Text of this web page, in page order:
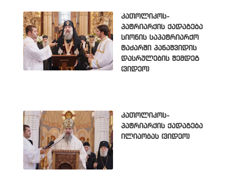
კათოლიკოს-
პატრიარქის ქადაგება
სიონის საპატრიარქო
ტაძარში პანაშვიდის
დასრულების შემდეგ
(ვიდეო)
კათოლიკოს-
პატრიარქის ქადაგება
ილიაობას (ვიდეო)